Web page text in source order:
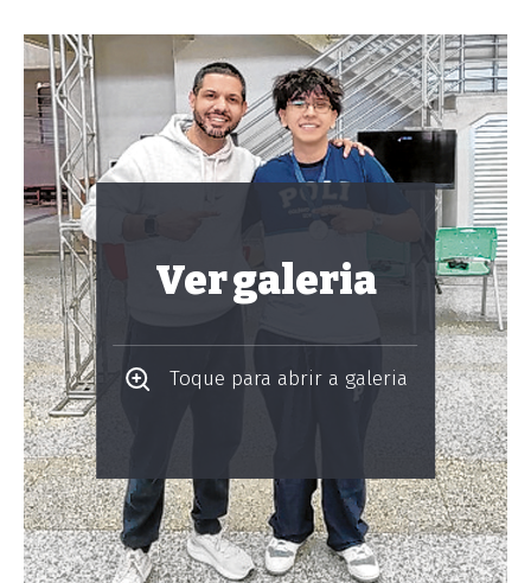
Ver galeria
Toque para abrir a galeria